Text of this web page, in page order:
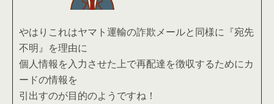
やはりこれはヤマト運輸の詐欺メールと同様に『宛先
不明』を理由に
個人情報を入力させた上で再配達を徴収するためにカ
ードの情報を
引出すのが目的のようですね！